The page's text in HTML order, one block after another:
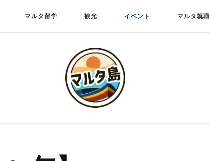
マルタ留学 観光 イベント マルタ就職